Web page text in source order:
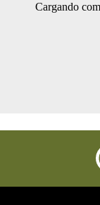
Califique
Su
Cargando